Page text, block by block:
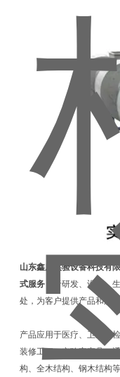
山东鑫广实验设备科技有
式服务 ，于研发、设计、
处，为客户提供产品和服
产品应用于医疗、卫生、
装修工程、实验室家具、
构、全木结构、钢木结构